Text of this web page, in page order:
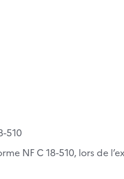
510
NF C 18-510, lors de